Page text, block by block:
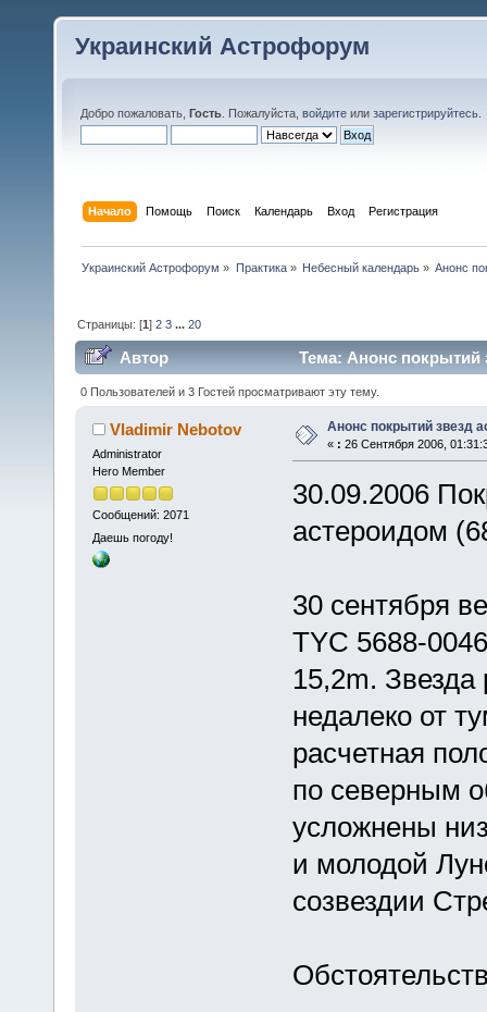
Украинский Астрофорум
Добро пожаловать, Гость . Пожалуйста, войдите или зарегистрируйтесь
Начало Помощь Поиск Календарь Вход Регистрация
Украинский Астрофорум » Практика» Небесный календарь» Анонс
Страницы: [1]2 3 ...20
Автор Тема: Анонс покрытий
0 Пользователей и 3 Гостей просматривают эту тему.
Vladimir Nebotov
Administrator
Hero Member
Сообщений: 2071
Даешь погоду!
Анонс покрытий звезд
« : 26 Сентября 2006,
30.09.2006
астероидом
30 сентября
TYC 5688-
15,2m.
недалеко от
расчетная
по северным
усложнены
и молодой
созвездии